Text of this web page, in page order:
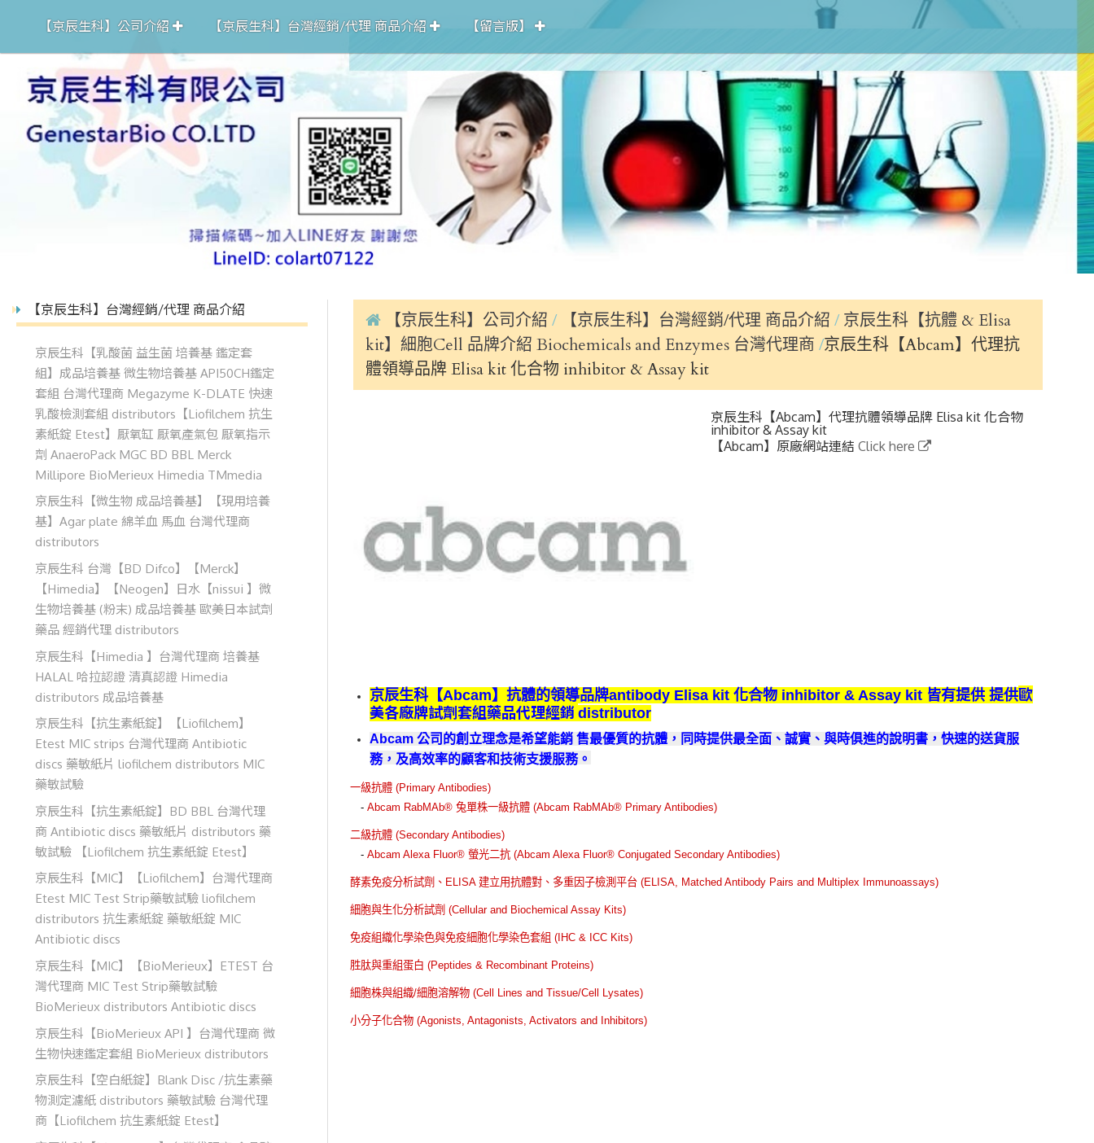
【京辰生科】公司介紹 【京辰生科】台灣經銷/代理 商品介紹 【留言版】
【京辰生科】台灣經銷/代理 商品介紹
京辰生科【乳酸菌 益生菌 培養基 鑑定套
組】成品培養基 微生物培養基 API50CH鑑定
套組 台灣代理商 Megazyme K-DLATE 快速
乳酸檢測套組 distributors【Liofilchem 抗生
素紙錠 Etest】厭氧缸 厭氧產氣包 厭氧指示
劑 AnaeroPack MGC BD BBL Merck
Millipore BioMerieux Himedia TMmedia
京辰生科【微生物 成品培養基】【現用培養
基】Agar plate 綿羊血 馬血 台灣代理商
distributors
京辰生科 台灣【BD Difco】【Merck】
【Himedia】【Neogen】日水【nissui 】微
生物培養基 (粉末) 成品培養基 歐美日本試劑
藥品 經銷代理 distributors
京辰生科【Himedia 】台灣代理商 培養基
HALAL 哈拉認證 清真認證 Himedia
distributors 成品培養基
京辰生科【抗生素紙錠】【Liofilchem】
Etest MIC strips 台灣代理商 Antibiotic
discs 藥敏紙片 liofilchem distributors MIC
藥敏試驗
京辰生科【抗生素紙錠】BD BBL 台灣代理
商 Antibiotic discs 藥敏紙片 distributors 藥
敏試驗 【Liofilchem 抗生素紙錠 Etest】
京辰生科【MIC】【Liofilchem】台灣代理商
Etest MIC Test Strip藥敏試驗 liofilchem
distributors 抗生素紙錠 藥敏紙錠 MIC
Antibiotic discs
京辰生科【MIC】【BioMerieux】ETEST 台
灣代理商 MIC Test Strip藥敏試驗
BioMerieux distributors Antibiotic discs
京辰生科【BioMerieux API 】台灣代理商 微
生物快速鑑定套組 BioMerieux distributors
京辰生科【空白紙錠】Blank Disc /抗生素藥
物測定濾紙 distributors 藥敏試驗 台灣代理
商【Liofilchem 抗生素紙錠 Etest】
【京辰生科】公司介紹 【京辰生科】台灣經銷/代理 商品介紹 京辰生科【抗體 & Elisa
kit】細胞Cell 品牌介紹 Biochemicals and Enzymes 台灣代理商 京辰生科【Abcam】代理抗
體領導品牌 Elisa kit 化合物 inhibitor & Assay kit
京辰生科【Abcam】代理抗體領導品牌 Elisa kit 化合物
inhibitor & Assay kit
【Abcam】原廠網站連結 Click here
京辰生科【Abcam】抗體的領導品牌antibody Elisa kit 化合物 inhibitor & Assay kit 皆有提供提供歐
美各廠牌試劑套組藥品代理經銷distributor
Abcam 公司的創立理念是希望能銷 售最優質的抗體，同時提供最全面、誠實、與時俱進的說明書，快速的送貨服
務，及高效率的顧客和技術支援服務。
一級抗體 (Primary Antibodies)
-Abcam RabMAb®兔單株一級抗體 (Abcam RabMAb® Primary Antibodies)
二級抗體 (Secondary Antibodies)
-Abcam Alexa Fluor®螢光二抗 (Abcam Alexa Fluor® Conjugated Secondary Antibodies)
酵素免疫分析試劑、ELISA建立用抗體對、多重因子檢測平台 (ELISA, Matched Antibody Pairs and Multiplex Immunoassays)
細胞與生化分析試劑 (Cellular and Biochemical Assay Kits)
免疫組織化學染色與免疫細胞化學染色套組 (IHC & ICC Kits)
胜肽與重組蛋白 (Peptides & Recombinant Proteins)
細胞株與組織/細胞溶解物 (Cell Lines and Tissue/Cell Lysates)
小分子化合物 (Agonists, Antagonists, Activators and Inhibitors)